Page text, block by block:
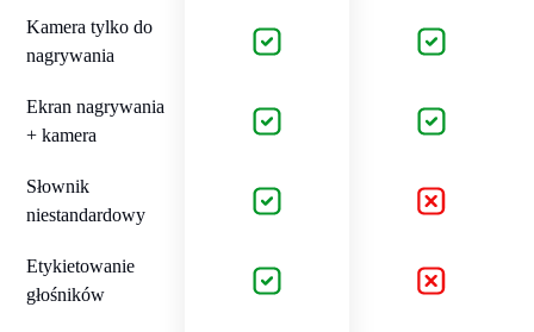
Kamera tylko do
nagrywania
Ekran nagrywania
+ kamera
Słownik
niestandardowy
Etykietowanie
głośników